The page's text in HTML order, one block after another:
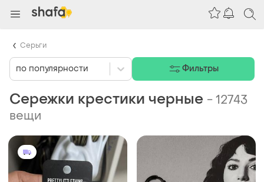
Сережки крестики черные -12743
вещи
по популярности Фильтры
Серьги